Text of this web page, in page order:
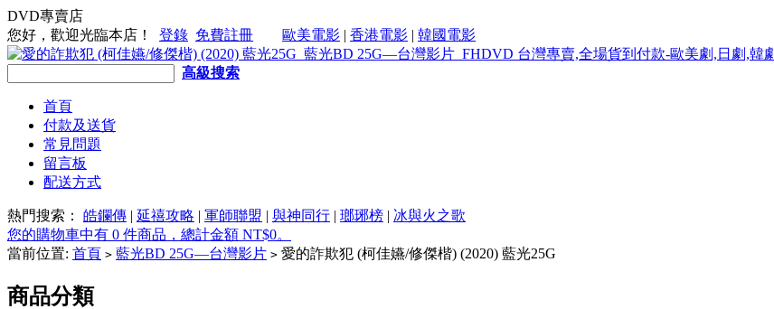
DVD專賣店
您好，歡迎光臨本店！
登錄 免費註冊 歐美電影 | 香港電影 | 韓國電影
高級搜索
首頁
付款及送貨
常見問題
留言板
配送方式
熱門搜索： 皓鑭傳 | 延禧攻略 | 軍師聯盟 | 與神同行 | 瑯琊榜 | 冰與火之歌
您的購物車中有 0 件商品，總計金額 NT$0。
當前位置: 首頁 > 藍光BD 25G—台灣影片 > 愛的詐欺犯 (柯佳嬿/修傑楷) (2020) 藍光25G
商品分類